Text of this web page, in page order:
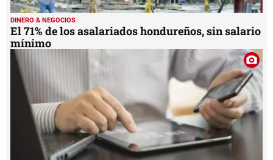
DINERO & NEGOCIOS
El 71% de los asalariados hondureños, sin salario
mínimo